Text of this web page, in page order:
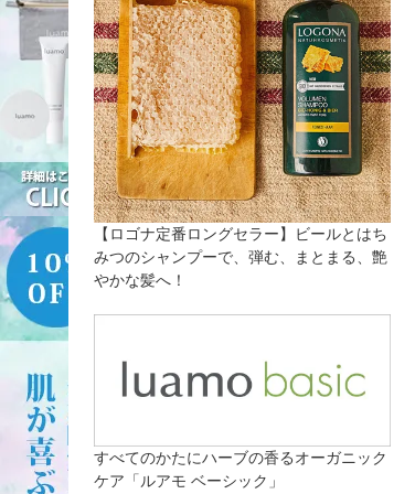
【ロゴナ定番ロングセラー】ビールとはち
みつのシャンプーで、弾む、まとまる、艶
やかな髪へ！
すべてのかたにハーブの香るオーガニック
ケア「ルアモ ベーシック」